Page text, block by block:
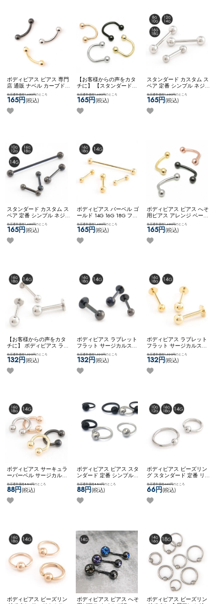
ボディピアス ピアス 専門
店 通販 ナベル カーブド
バーベル 臍 へそピアス
ロック ルーク スナッグ
アンチトラガス アイブロ
ー ネコポスOK
当店通常価格1,650円のところ
165円(税込)
【お客様からの声をカタ
チに】 【スタンダード】
アレンジパーツ 弊社開発
商品 耳たぶ用 WFアレン
ジ ネコポスOK
ーナベル
当店通常価格1,650円のところ
165円(税込)
スタンダード カスタム ス
ペア 定番 シンプル ネジ
式キャッチ ネコポスOK
ーベル (シルバー)
当店通常価格1,650円のところ
165円(税込)
スタンダード カスタム ス
ペア 定番 シンプル ネジ
式キャッチ ネコポスOK
ーベル (ブラック)
当店通常価格1,650円のところ
165円(税込)
ボディピアス バーベル ゴ
ールド 14G 16G 18G ファ
ーストピアス サージカル
ステンレス シンプル ネコ
ポスOKバーベル (ゴール
ド)
当店通常価格1,650円のところ
165円(税込)
ボディピアス ピアス へそ
用ピアス アレンジ ベース
アイテム カスタム 自社開
発商品 8mm 10mm ネコポ
スOKカーブドナベル
当店通常価格1,650円のところ
165円(税込)
【お客様からの声をカタ
チに】 ボディピアス ラブ
レット カスタム アレンジ
サージカルステンレス
2way ネコポスOK
ット (シルバー)
当店通常価格1,320円のところ
132円(税込)
ボディピアス ラブレット
フラット サージカルステ
ンレス ブラック シンプル
14G 16G 18G ネコポスOK
ラブレット (ブラック)
当店通常価格1,320円のところ
132円(税込)
ボディピアス ラブレット
フラット サージカルステ
ンレス ゴールド シンプル
14G 16G 18G ネコポスOK
ラブレット (ゴールド)
当店通常価格1,320円のところ
132円(税込)
ボディピアス サーキュラ
ーバーベル サージカルス
テンレス 金属アレルギー
対応 14G 16G 18G シンプ
ル ネコポスOK
ーバーベル
当店通常価格880円のところ
88円(税込)
ボディピアス ピアス スタ
ンダード 定番 シンプル
かっこいい マット メンズ
ライク ビーズリング ネコ
ポスOK【MULL】 ブラッ
シュビーズリング
当店通常価格880円のところ
88円(税込)
ボディピアス ビーズリン
グ スタンダード 定番 リ
ングピアス シンプル ネコ
ポスOKキャプティブビー
ズリング
当店通常価格660円のところ
66円(税込)
ボディピアス ビーズリン
ボディピアス ピアス へそ
ボディピアス ビーズリン